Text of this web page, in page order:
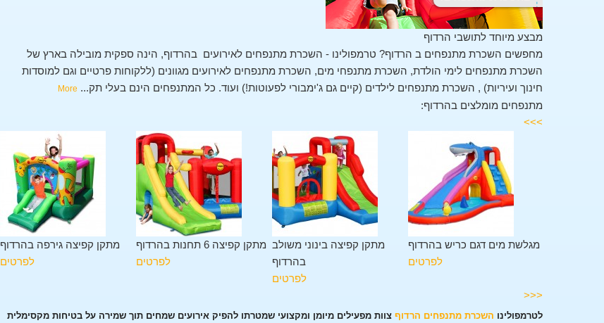
מבצע מיוחד לתושבי הרדוף
מחפשים השכרת מתנפחים ב הרדוף? טרמפולינו - השכרת מתנפחים לאירועים בהרדוף, הינה ספקית מובילה בארץ של
השכרת מתנפחים לימי הולדת, השכרת מתנפחי מים, השכרת מתנפחים לאירועים מגוונים (ללקוחות פרטיים וגם למוסדות
חינוך ועיריות) , השכרת מתנפחים לילדים (קיים גם ג'ימבורי לפעוטות!) ועוד. כל המתנפחים הינם בעלי תק...
More
מתנפחים מומלצים בהרדוף:
>>>
מתקן קפיצה גירפה בהרדוף
לפרטים
מתקן קפיצה 6 תחנות בהרדוף
לפרטים
מתקן קפיצה בינוני משולב
בהרדוף
לפרטים
מגלשת מים דגם כריש בהרדוף
לפרטים
<<<
לטרמפולינו השכרת מתנפחים הרדוף צוות מפעילים מיומן ומקצועי שמטרתו להפיק אירועים שמחים תוך שמירה על בטיחות מקסימלית